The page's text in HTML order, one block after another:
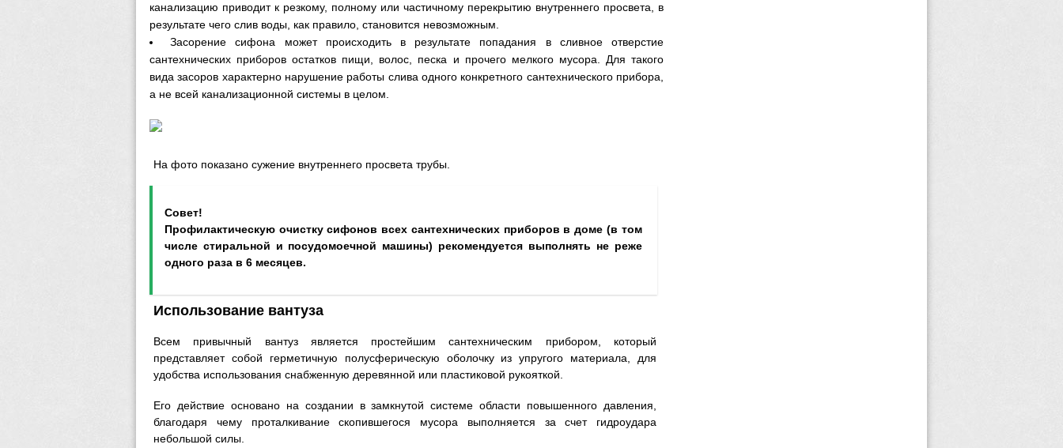
канализацию приводит к резкому, полному или частичному перекрытию внутреннего просвета, в
результате чего слив воды, как правило, становится невозможным.
Засорение сифона может происходить в результате попадания в сливное отверстие
сантехнических приборов остатков пищи, волос, песка и прочего мелкого мусора. Для такого
вида засоров характерно нарушение работы слива одного конкретного сантехнического прибора,
а не всей канализационной системы в целом.
На фото показано сужение внутреннего просвета трубы.
Совет!
Профилактическую очистку сифонов всех сантехнических приборов в доме (в том
числе стиральной и посудомоечной машины) рекомендуется выполнять не реже
одного раза в 6 месяцев.
Использование вантуза
Всем привычный вантуз является простейшим сантехническим прибором, который
представляет собой герметичную полусферическую оболочку из упругого материала, для
удобства использования снабженную деревянной или пластиковой рукояткой.
Его действие основано на создании в замкнутой системе области повышенного давления,
благодаря чему проталкивание скопившегося мусора выполняется за счет гидроудара
небольшой силы.